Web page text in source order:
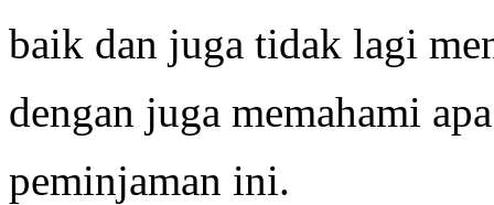
baik dan juga tidak lagi
dengan juga memahami
peminjaman ini.